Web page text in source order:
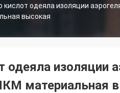
одеяла изоляции
высокая
изоляции
материальная